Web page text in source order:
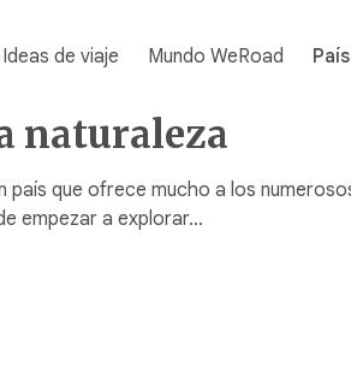
Ideas de viaje Mundo WeRoad
naturaleza
que ofrece mucho a los
empezar a explorar…